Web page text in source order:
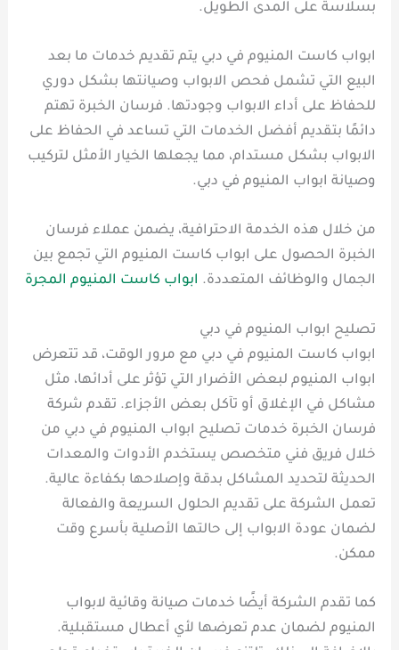
بسلاسة على المدى الطويل.
ابواب كاست المنيوم في دبي يتم تقديم خدمات ما بعد
البيع التي تشمل فحص الابواب وصيانتها بشكل دوري
للحفاظ على أداء الابواب وجودتها. فرسان الخبرة تهتم
دائمًا بتقديم أفضل الخدمات التي تساعد في الحفاظ على
الابواب بشكل مستدام، مما يجعلها الخيار الأمثل لتركيب
وصيانة ابواب المنيوم في دبي.
من خلال هذه الخدمة الاحترافية، يضمن عملاء فرسان
الخبرة الحصول على ابواب كاست المنيوم التي تجمع بين
الجمال والوظائف المتعددة. ابواب كاست المنيوم المجرة
تصليح ابواب المنيوم في دبي
ابواب كاست المنيوم في دبي مع مرور الوقت، قد تتعرض
ابواب المنيوم لبعض الأضرار التي تؤثر على أدائها، مثل
مشاكل في الإغلاق أو تآكل بعض الأجزاء. تقدم شركة
فرسان الخبرة خدمات تصليح ابواب المنيوم في دبي من
خلال فريق فني متخصص يستخدم الأدوات والمعدات
الحديثة لتحديد المشاكل بدقة وإصلاحها بكفاءة عالية.
تعمل الشركة على تقديم الحلول السريعة والفعالة
لضمان عودة الابواب إلى حالتها الأصلية بأسرع وقت
ممكن.
كما تقدم الشركة أيضًا خدمات صيانة وقائية لابواب
المنيوم لضمان عدم تعرضها لأي أعطال مستقبلية.